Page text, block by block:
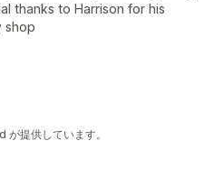
thanks to Harrison for his
shop
提供しています。